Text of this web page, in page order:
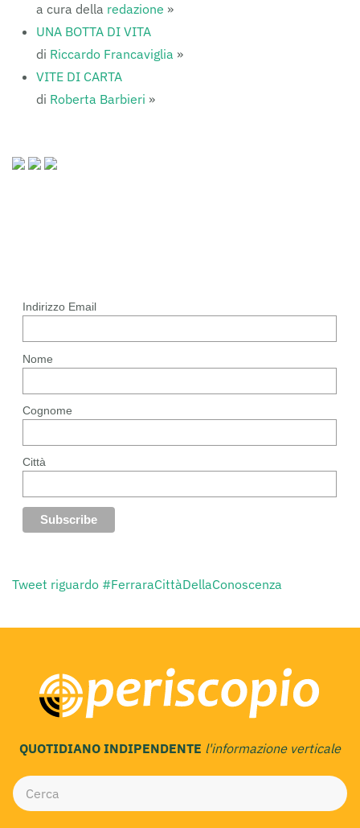
a cura della redazione »
UNA BOTTA DI VITA
di Riccardo Francaviglia »
VITE DI CARTA
di Roberta Barbieri »
Indirizzo Email
Nome
Cognome
Città
Tweet riguardo #FerraraCittàDellaConoscenza
QUOTIDIANO INDIPENDENTE l'informazione verticale